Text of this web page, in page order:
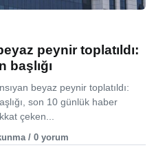
peynir toplatıldı:
başlığı
beyaz peynir toplatıldı:
son 10 günlük haber
çeken...
/ 0 yorum